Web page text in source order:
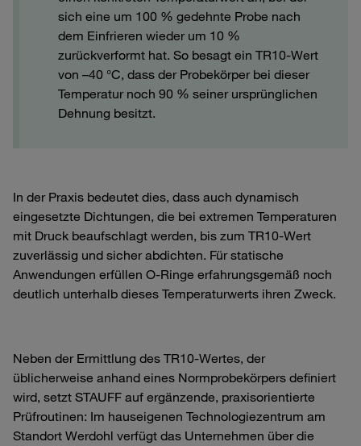
sich eine um 100 % gedehnte Probe nach
dem Einfrieren wieder um 10 %
zurückverformt hat. So besagt ein TR10-Wert
von –40 °C, dass der Probekörper bei dieser
Temperatur noch 90 % seiner ursprünglichen
Dehnung besitzt.
In der Praxis bedeutet dies, dass auch dynamisch
eingesetzte Dichtungen, die bei extremen Temperaturen
mit Druck beaufschlagt werden, bis zum TR10-Wert
zuverlässig und sicher abdichten. Für statische
Anwendungen erfüllen O-Ringe erfahrungsgemäß noch
deutlich unterhalb dieses Temperaturwerts ihren Zweck.
Neben der Ermittlung des TR10-Wertes, der
üblicherweise anhand eines Normprobekörpers definiert
wird, setzt STAUFF auf ergänzende, praxisorientierte
Prüfroutinen: Im hauseigenen Technologiezentrum am
Standort Werdohl verfügt das Unternehmen über die